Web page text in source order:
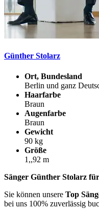
Günther Stolarz
Ort, Bundesland
Berlin und ganz
Haarfarbe
Braun
Augenfarbe
Braun
Gewicht
90 kg
Größe
1,,92 m
Sänger Günther Stolarz
Sie können unsere Top
bei uns 100% zuverlässig